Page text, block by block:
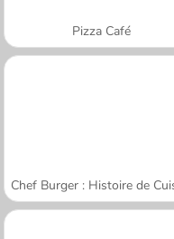
Pizza Café